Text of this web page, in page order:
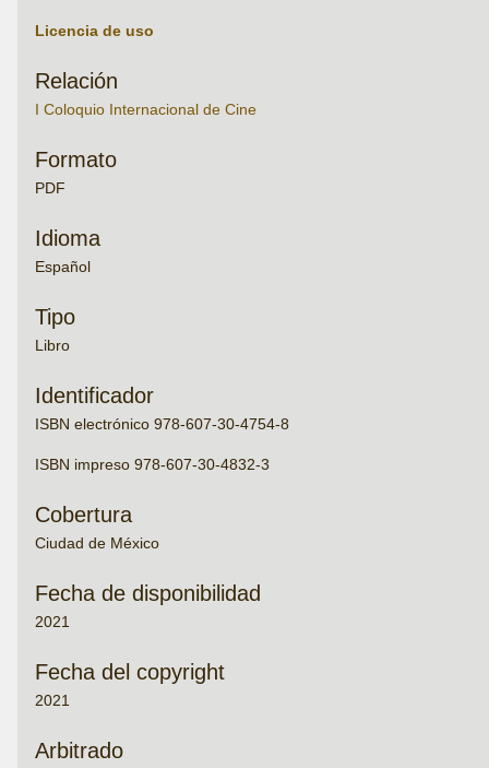
Licencia de uso
Relación
I Coloquio Internacional de Cine
Formato
PDF
Idioma
Español
Tipo
Libro
Identificador
ISBN electrónico 978-607-30-4754-8
ISBN impreso 978-607-30-4832-3
Cobertura
Ciudad de México
Fecha de disponibilidad
2021
Fecha del copyright
2021
Arbitrado